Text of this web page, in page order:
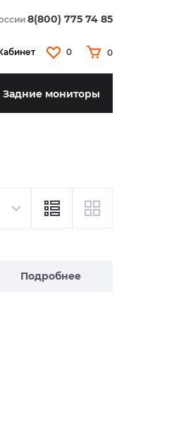
8(800) 775 74 85
0 0
Задние мониторы
Подробнее